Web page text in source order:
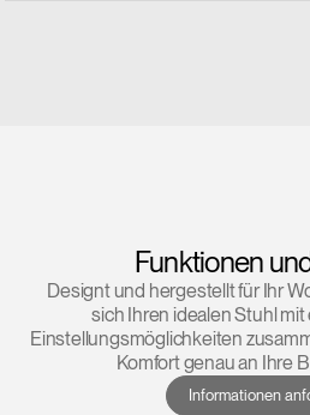
Funktionen
Designt und hergestellt für Ihr
sich Ihren idealen Stuhl mit
Einstellungsmöglichkeiten
Komfort genau an Ihre
Informationen